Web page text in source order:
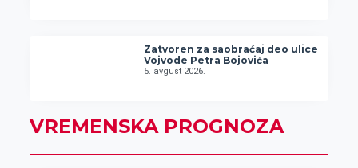
Zatvoren za saobraćaj deo ulice
Vojvode Petra Bojovića
5. avgust 2026.
VREMENSKA PROGNOZA